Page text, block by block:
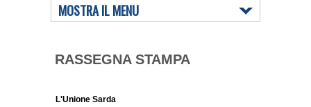
MOSTRA IL MENU
RASSEGNA STAMPA
L'Unione Sarda